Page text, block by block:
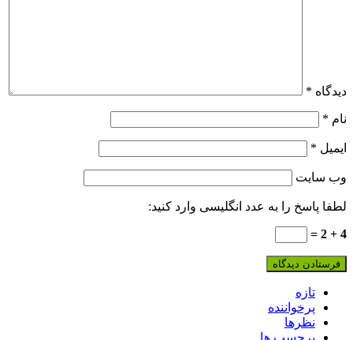
دیدگاه *
نام *
ایمیل *
وب‌ سایت
لطفا پاسخ را به عدد انگلیسی وارد کنید:
4 + 2 =
تازه
پرخواننده
نظرها
برچسب ها